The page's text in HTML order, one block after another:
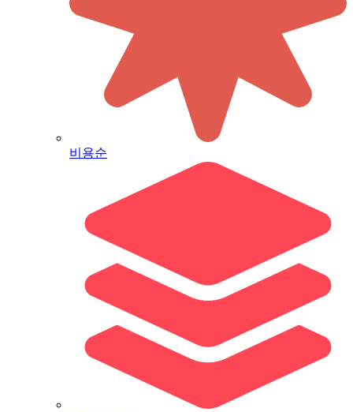
비용순